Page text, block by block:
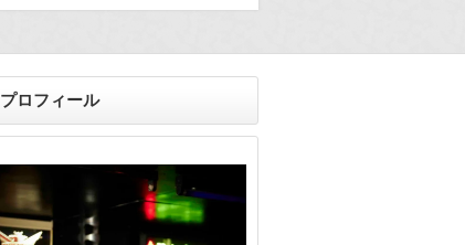
プロフィール